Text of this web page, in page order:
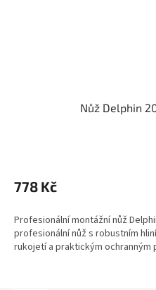
Nůž Delphin
778 Kč
Profesionální montážní nůž
profesionální nůž s robustním
rukojetí a praktickým ochranným